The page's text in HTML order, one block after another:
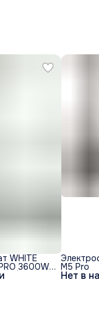
WHITE
3600W
Нет в
M5 Pro